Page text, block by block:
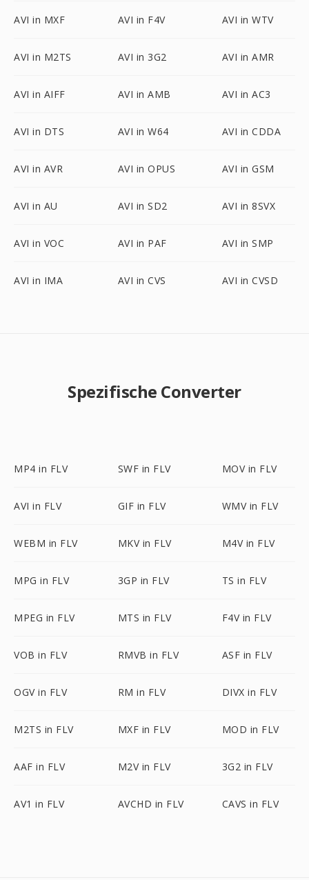
AVI in MXF AVI in F4V AVI in WTV
AVI in M2TS AVI in 3G2 AVI in AMR
AVI in AIFF AVI in AMB AVI in AC3
AVI in DTS AVI in W64 AVI in CDDA
AVI in AVR AVI in OPUS AVI in GSM
AVI in AU AVI in SD2 AVI in 8SVX
AVI in VOC AVI in PAF AVI in SMP
AVI in IMA AVI in CVS AVI in CVSD
Spezifische Converter
MP4 in FLV SWF in FLV MOV in FLV
AVI in FLV GIF in FLV WMV in FLV
WEBM in FLV MKV in FLV M4V in FLV
MPG in FLV 3GP in FLV TS in FLV
MPEG in FLV MTS in FLV F4V in FLV
VOB in FLV RMVB in FLV ASF in FLV
OGV in FLV RM in FLV DIVX in FLV
M2TS in FLV MXF in FLV MOD in FLV
AAF in FLV M2V in FLV 3G2 in FLV
AV1 in FLV AVCHD in FLV CAVS in FLV